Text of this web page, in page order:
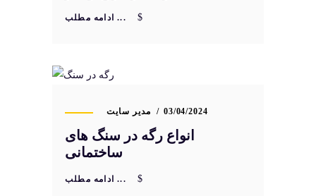
ادامه مطلب ...
مدیر سایت 03/04/2024
انواع رگه در سنگ های
ساختمانی
ادامه مطلب ...